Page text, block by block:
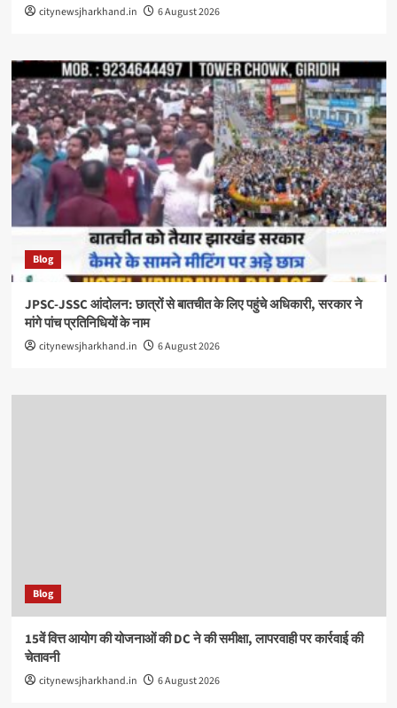
citynewsjharkhand.in 6 August 2026
Blog
JPSC-JSSC आंदोलन: छात्रों से बातचीत के लिए पहुंचे अधिकारी, सरकार ने
मांगे पांच प्रतिनिधियों के नाम
citynewsjharkhand.in 6 August 2026
Blog
15वें वित्त आयोग की योजनाओं की DC ने की समीक्षा, लापरवाही पर कार्रवाई की
चेतावनी
citynewsjharkhand.in 6 August 2026